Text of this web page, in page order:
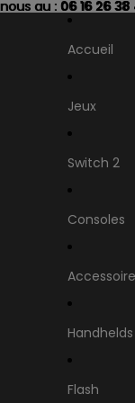
au : 06 16 26 38
au : 06 16 26 38
Accueil
Jeux
Switch 2
Consoles
Handhelds
Flash